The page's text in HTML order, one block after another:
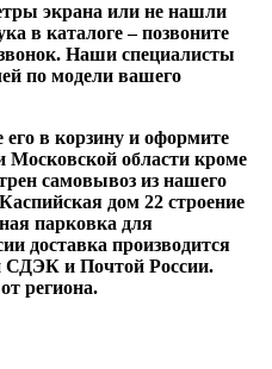
экрана или не нашли
в каталоге – позвоните
Наши специалисты
по модели вашего
в корзину и оформите
области кроме
самовывоз из нашего
дом 22 строение
парковка для
доставка производится
и Почтой России.
региона.